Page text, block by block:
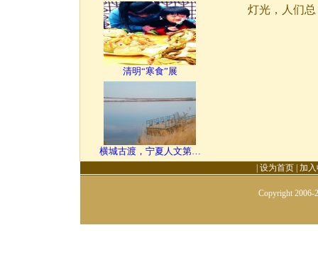
清明“寒食”展
横城古渡，宁夏人文第…
灯光，人们总
设为首页 加
Copyright